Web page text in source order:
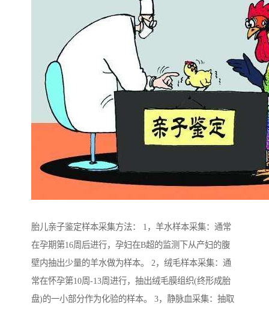
胎儿亲子鉴定样本采集方法： 1，羊水样本采集：通常
在孕期第16周后进行，孕妇在B超的监测下从产妇的腹
壁内抽出少量的羊水做为样本。 2，绒毛样本采集：通
常在怀孕第10周-13周进行，抽出绒毛膜组织(终形成胎
盘)的一小部分作为化验的样本。 3，静脉血采集：抽取